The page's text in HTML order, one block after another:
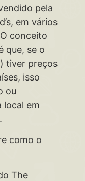
pela
em vários
conceito
que, se o
tiver preços
isso
ou
local em
como o
The